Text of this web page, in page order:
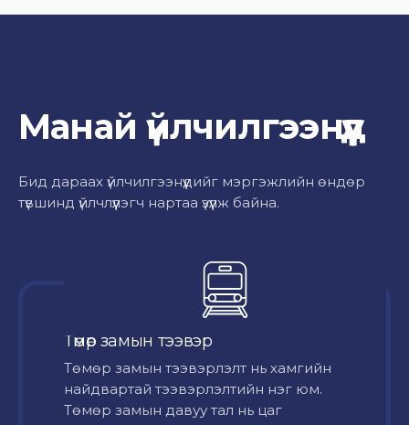
Манай үйлчилгээнүүд
Бид дараах үйлчилгээнүүдийг мэргэжлийн өндөр
түвшинд үйлчлүүлэгч нартаа үзүүлж байна.
Төмөр замын тээвэр
Төмөр замын тээвэрлэлт нь хамгийн
найдвартай тээвэрлэлтийн нэг юм.
Төмөр замын давуу тал нь цаг